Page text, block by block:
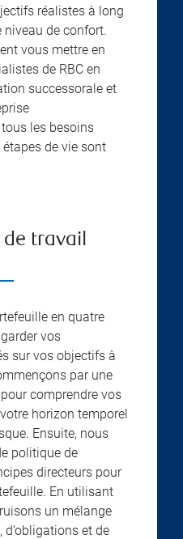
réalistes à long
niveau de confort.
vous mettre en
de RBC en
successorale et
les besoins
de vie sont
de travail
en quatre
vos
sur vos objectifs à
par une
comprendre vos
horizon temporel
Ensuite, nous
politique de
directeurs pour
En utilisant
un mélange
d’obligations et de